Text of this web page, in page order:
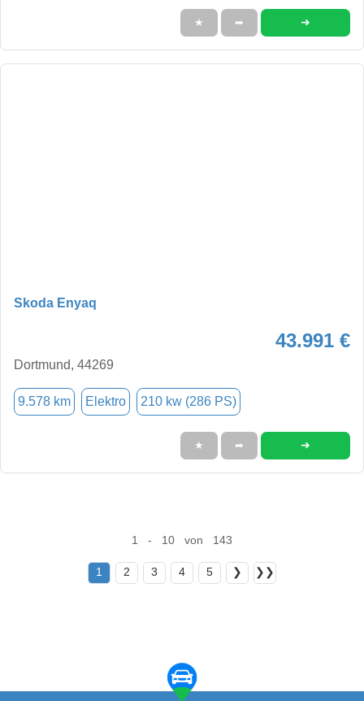
★ ➦ ➜
Skoda Enyaq
43.991 €
Dortmund, 44269
9.578 km Elektro 210 kw (286 PS)
★ ➦ ➜
1 - 10 von 143
1 2 3 4 5 ❯ ❯❯